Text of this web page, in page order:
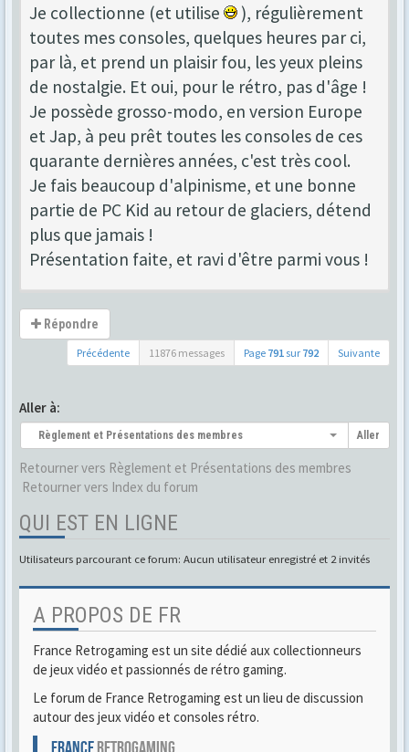
Je collectionne (et utilise
), régulièrement
toutes mes consoles, quelques heures par ci,
par là, et prend un plaisir fou, les yeux pleins
de nostalgie. Et oui, pour le rétro, pas d'âge !
Je possède grosso-modo, en version Europe
et Jap, à peu prêt toutes les consoles de ces
quarante dernières années, c'est très cool.
Je fais beaucoup d'alpinisme, et une bonne
partie de PC Kid au retour de glaciers, détend
plus que jamais !
Présentation faite, et ravi d'être parmi vous !
Répondre
Précédente 11876 messages Page 791 sur 792 Suivante
Aller à:
Règlement et Présentations des membres Aller
Retourner vers Règlement et Présentations des membres
Retourner vers Index du forum
QUI EST EN LIGNE
Utilisateurs parcourant ce forum: Aucun utilisateur enregistré et 2 invités
A PROPOS DE FR
France Retrogaming est un site dédié aux collectionneurs
de jeux vidéo et passionnés de rétro gaming.
Le forum de France Retrogaming est un lieu de discussion
autour des jeux vidéo et consoles rétro.